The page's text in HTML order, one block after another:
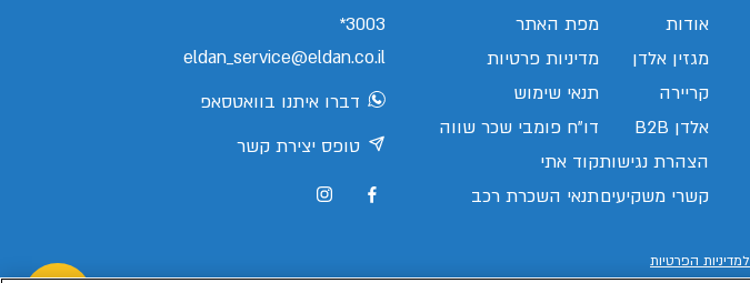
אודות
מגזין אלדן
קריירה
אלדן B2B
הצהרת נגישות
קשרי משקיעים
מפת האתר
מדיניות פרטיות
תנאי שימוש
דו"ח פומבי שכר שווה
קוד אתי
תנאי השכרת רכב
3003*
eldan_service@eldan.co.il
דברו איתנו בוואטסאפ
טופס יצירת קשר
למדיניות הפרטיות